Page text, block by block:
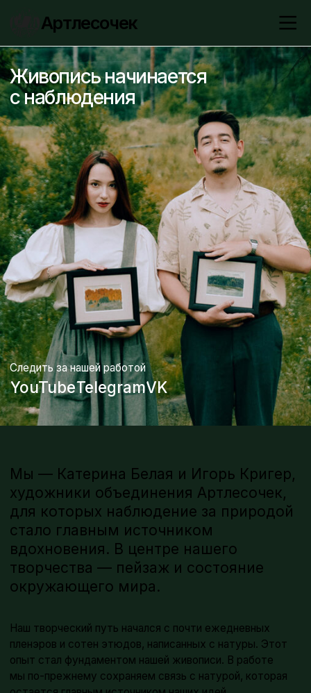
Артлесочек
Живопись начинается
с наблюдения
Следить за нашей работой
YouTubeTelegramVK
опыт стал фундаментом нашей живописи. В работе
мы по-прежнему сохраняем связь с натурой, которая
остается главным источником наших идей
Мы — Катерина Белая и Игорь Кригер,
художники объединения Артлесочек,
для которых наблюдение за природой
стало главным источником
вдохновения. В центре нашего
творчества — пейзаж и состояние
окружающего мира.